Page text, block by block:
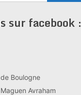
sur facebook :
Boulogne
Avraham